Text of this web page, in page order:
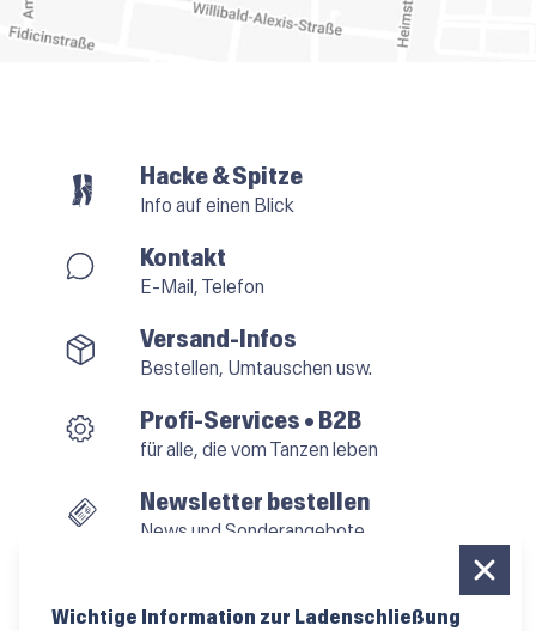
Hacke & Spitze
Info auf einen Blick
Kontakt
E-Mail, Telefon
Versand-Infos
Bestellen, Umtauschen usw.
Profi-Services • B2B
für alle, die vom Tanzen leben
Newsletter bestellen
News und Sonderangebote
AGB•Impressum• Datenschutz
Wichtige Information zur Ladenschließung